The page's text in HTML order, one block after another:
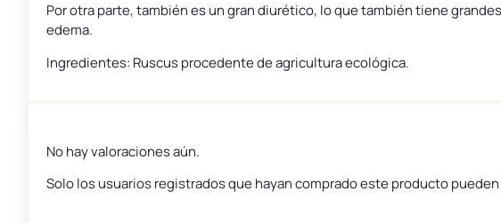
Por otra parte, también es un gran diurético, lo que también tiene
edema.
Ingredientes: Ruscus procedente de agricultura ecológica.
No hay valoraciones aún.
Solo los usuarios registrados que hayan comprado este producto